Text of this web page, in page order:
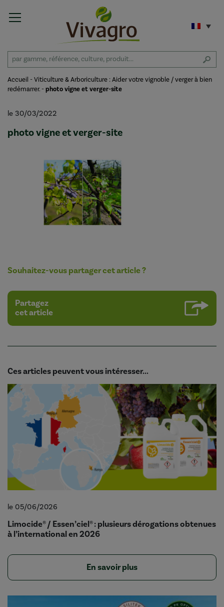
Accueil -Viticulture & Arboriculture : Aider votre vignoble / verger à bien
redémarrer. -photo vigne et verger-site
le 30/03/2022
photo vigne et verger-site
Souhaitez-vous partager cet article ?
Partagez
cet article
Ces articles peuvent vous intéresser...
le 05/06/2026
Limocide® / Essen’ciel® : plusieurs dérogations obtenues
à l’international en 2026
En savoir plus